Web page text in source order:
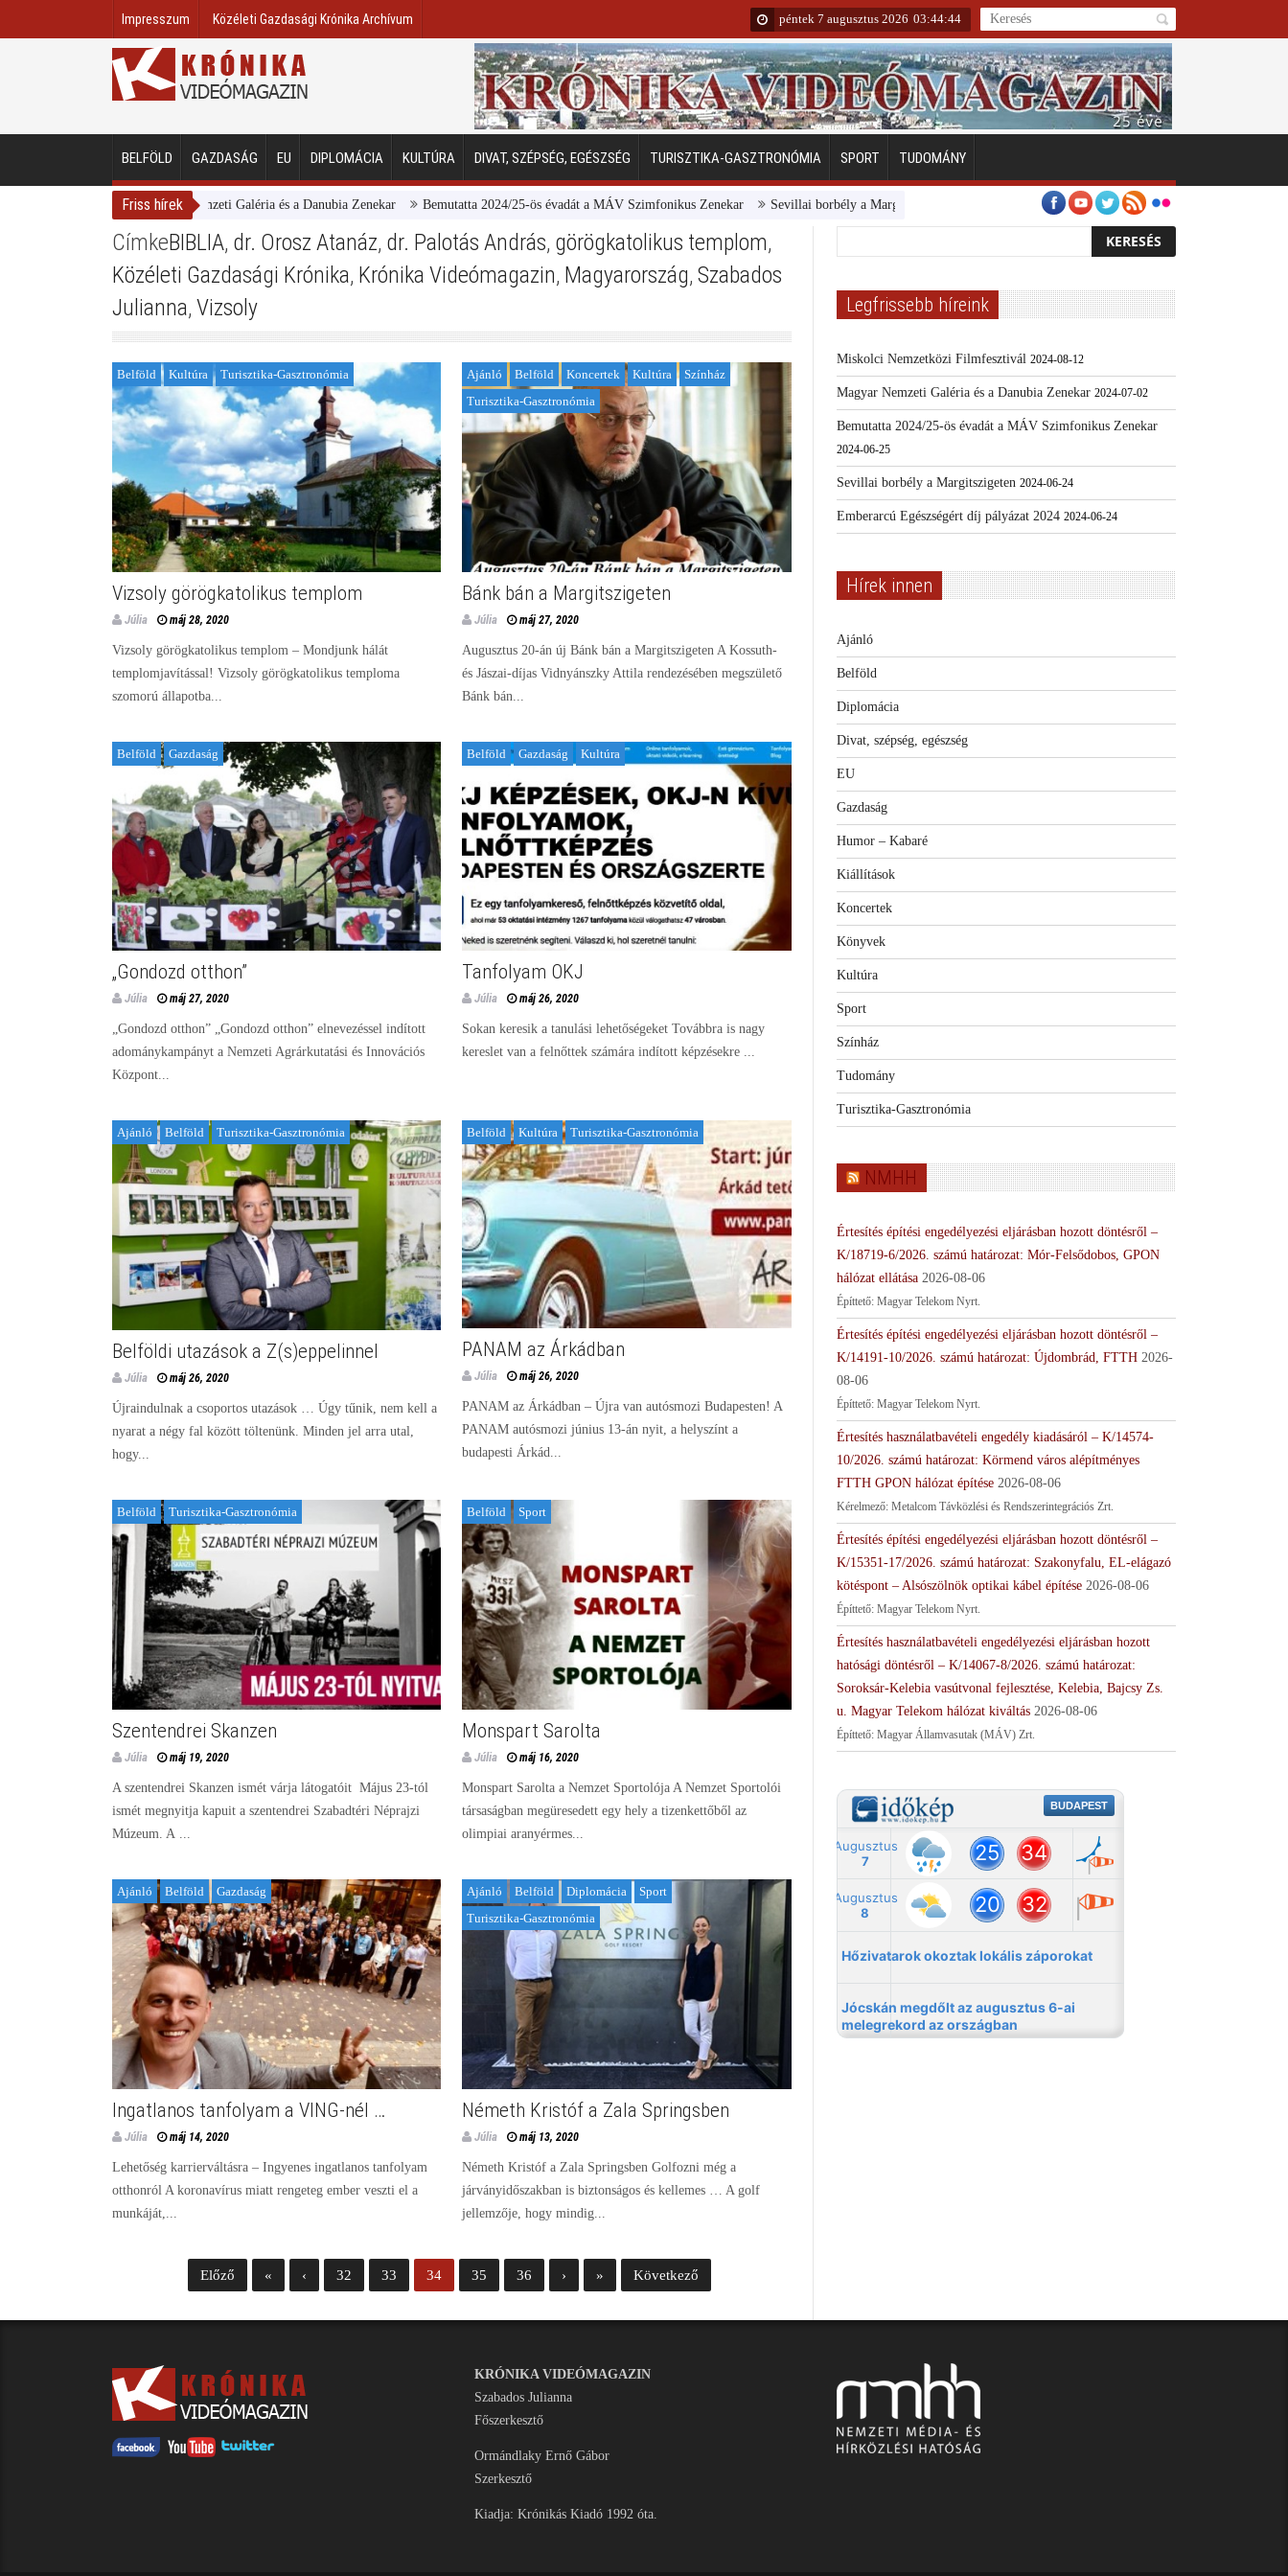
Impresszum Közéleti Gazdasági Krónika Archívum péntek 7 augusztus 2026 03:44:45
BELFÖLD GAZDASÁG EU DIPLOMÁCIA KULTÚRA DIVAT, SZÉPSÉG, EGÉSZSÉG TURISZTIKA-GASZTRONÓMIA SPORT TUDOMÁNY
Friss hírek
Magyar Nemzeti Galéria és a Danubia Zenekar Bemutatta 2024/25-ös évadát a MÁV Szimfonikus Zenekar Sevillai borbély a Margitszigeten Emberarcú Egészségért díj pályázat 2024
CímkeBIBLIA, dr. Orosz Atanáz, dr. Palotás András, görögkatolikus templom,
Közéleti Gazdasági Krónika, Krónika Videómagazin, Magyarország, Szabados
Julianna, Vizsoly
Belföld Kultúra Turisztika-Gasztronómia
Vizsoly görögkatolikus templom
Júlia máj 28, 2020
Vizsoly görögkatolikus templom – Mondjunk hálát
templomjavítással! Vizsoly görögkatolikus temploma
szomorú állapotba...
Ajánló Belföld Koncertek Kultúra
Színház
Turisztika-Gasztronómia
Bánk bán a Margitszigeten
Júlia máj 27, 2020
Augusztus 20-án új Bánk bán a Margitszigeten A Kossuth-
és Jászai-díjas Vidnyánszky Attila rendezésében megszülető
Bánk bán...
Belföld Gazdaság
„Gondozd otthon”
Júlia máj 27, 2020
„Gondozd otthon” „Gondozd otthon” elnevezéssel indított
adománykampányt a Nemzeti Agrárkutatási és Innovációs
Központ...
Belföld Gazdaság Kultúra
Tanfolyam OKJ
Júlia máj 26, 2020
Sokan keresik a tanulási lehetőségeket Továbbra is nagy
kereslet van a felnőttek számára indított képzésekre ...
Ajánló Belföld Turisztika-Gasztronómia
Belföldi utazások a Z(s)eppelinnel
Júlia máj 26, 2020
Újraindulnak a csoportos utazások … Úgy tűnik, nem kell a
nyarat a négy fal között töltenünk. Minden jel arra utal,
hogy...
Belföld Kultúra Turisztika-Gasztronómia
PANAM az Árkádban
Júlia máj 26, 2020
PANAM az Árkádban – Újra van autósmozi Budapesten! A
PANAM autósmozi június 13-án nyit, a helyszínt a
budapesti Árkád...
Belföld Turisztika-Gasztronómia
Szentendrei Skanzen
Júlia máj 19, 2020
A szentendrei Skanzen ismét várja látogatóit Május 23-tól
ismét megnyitja kapuit a szentendrei Szabadtéri Néprajzi
Múzeum. A ...
Belföld Sport
Monspart Sarolta
Júlia máj 16, 2020
Monspart Sarolta a Nemzet Sportolója A Nemzet Sportolói
társaságban megüresedett egy hely a tizenkettőből az
olimpiai aranyérmes...
Ajánló Belföld Gazdaság
Ingatlanos tanfolyam a VING-nél …
Júlia máj 14, 2020
Lehetőség karrierváltásra – Ingyenes ingatlanos tanfolyam
otthonról A koronavírus miatt rengeteg ember veszti el a
munkáját,...
Ajánló Belföld Diplomácia
Sport
Turisztika-Gasztronómia
Németh Kristóf a Zala Springsben
Júlia máj 13, 2020
Németh Kristóf a Zala Springsben Golfozni még a
járványidőszakban is biztonságos és kellemes … A golf
jellemzője, hogy mindig...
Előző « ‹ 32 33 34 35 36 › » Következő
Legfrissebb híreink
Miskolci Nemzetközi Filmfesztivál 2024-08-12
Magyar Nemzeti Galéria és a Danubia Zenekar 2024-07-02
Bemutatta 2024/25-ös évadát a MÁV Szimfonikus Zenekar
2024-06-25
Sevillai borbély a Margitszigeten 2024-06-24
Emberarcú Egészségért díj pályázat 2024 2024-06-24
Hírek innen
Ajánló
Belföld
Diplomácia
Divat, szépség, egészség
EU
Gazdaság
Humor – Kabaré
Kiállítások
Koncertek
Könyvek
Kultúra
Sport
Színház
Tudomány
Turisztika-Gasztronómia
NMHH
Értesítés építési engedélyezési eljárásban hozott döntésről –
K/18719-6/2026. számú határozat: Mór-Felsődobos, GPON
hálózat ellátása 2026-08-06
Építtető: Magyar Telekom Nyrt.
Értesítés építési engedélyezési eljárásban hozott döntésről –
K/14191-10/2026. számú határozat: Újdombrád, FTTH 2026-
08-06
Építtető: Magyar Telekom Nyrt.
Értesítés használatbavételi engedély kiadásáról – K/14574-
10/2026. számú határozat: Körmend város alépítményes
FTTH GPON hálózat építése 2026-08-06
Kérelmező: Metalcom Távközlési és Rendszerintegrációs Zrt.
Értesítés építési engedélyezési eljárásban hozott döntésről –
K/15351-17/2026. számú határozat: Szakonyfalu, EL-elágazó
kötéspont – Alsószölnök optikai kábel építése 2026-08-06
Építtető: Magyar Telekom Nyrt.
Értesítés használatbavételi engedélyezési eljárásban hozott
hatósági döntésről – K/14067-8/2026. számú határozat:
Soroksár-Kelebia vasútvonal fejlesztése, Kelebia, Bajcsy Zs.
u. Magyar Telekom hálózat kiváltás 2026-08-06
Építtető: Magyar Államvasutak (MÁV) Zrt.
KRÓNIKA VIDEÓMAGAZIN
Szabados Julianna
Főszerkesztő
Ormándlaky Ernő Gábor
Szerkesztő
Kiadja: Krónikás Kiadó 1992 óta.